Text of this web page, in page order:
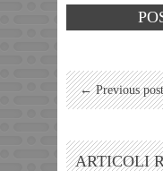
← Previous post
ARTICOLI